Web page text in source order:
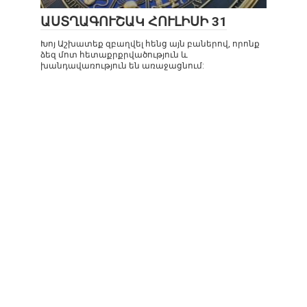
ԱՍՏՂԱԳՈՒՇԱԿ ՀՈՒԼԻՍԻ 31
Խոյ Աշխատեք զբաղվել հենց այն բաներով, որոնք
ձեզ մոտ հետաքրքրվածություն և
խանդավառություն են առաջացնում: